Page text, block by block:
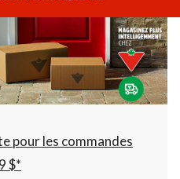
Fermeture
à
22:00
cliquer
pour
changer
pour les commandes
$*